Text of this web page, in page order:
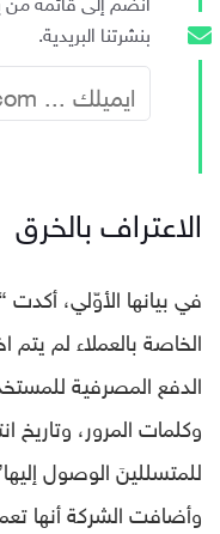
بنشرتنا البريدية.
الاعتراف بالخرق
الخاصة بالعملاء لم يتم
وكلمات المرور، وتاريخ
للمتسللينَ الوصول
وأضافت الشركة أنها